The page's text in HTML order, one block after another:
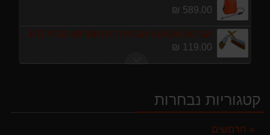
589.00 ₪
מגרטא מטאטא מגרפה דגם האדסון מבית GARLAND ספרד
119.00 ₪
קטגוריות נבחרות
חרמשים